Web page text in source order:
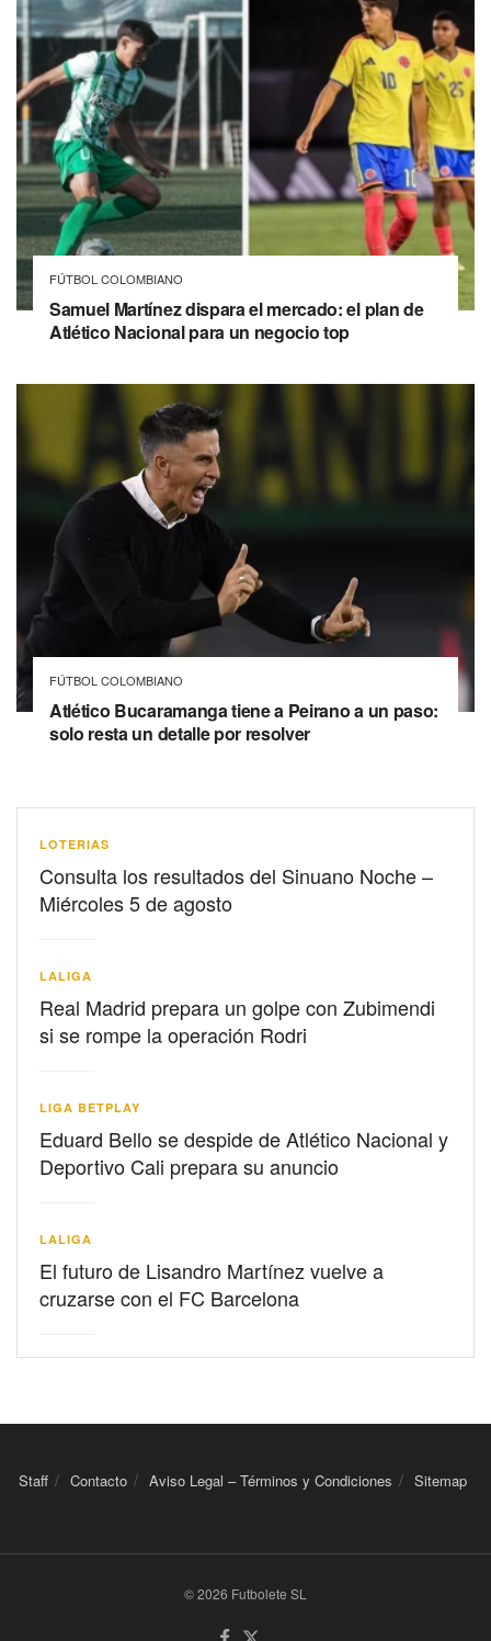
FÚTBOL COLOMBIANO
Samuel Martínez dispara el mercado: el plan de
Atlético Nacional para un negocio top
FÚTBOL COLOMBIANO
Atlético Bucaramanga tiene a Peirano a un paso:
solo resta un detalle por resolver
LOTERIAS
Consulta los resultados del Sinuano Noche –
Miércoles 5 de agosto
LALIGA
Real Madrid prepara un golpe con Zubimendi
si se rompe la operación Rodri
LIGA BETPLAY
Eduard Bello se despide de Atlético Nacional y
Deportivo Cali prepara su anuncio
LALIGA
El futuro de Lisandro Martínez vuelve a
cruzarse con el FC Barcelona
Staff Contacto Aviso Legal – Términos y Condiciones Sitemap
© 2026 Futbolete SL